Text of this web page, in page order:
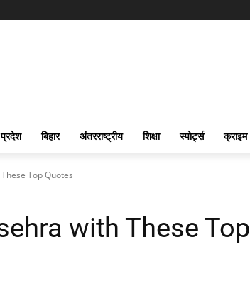
बिहार अंतरराष्ट्रीय शिक्षा स्पोर्ट्स क्राइम
Top Quotes
with These Top